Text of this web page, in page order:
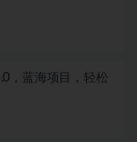
，蓝海项目，轻松